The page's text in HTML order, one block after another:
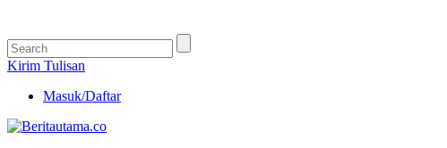
Kirim Tulisan
Masuk/Daftar